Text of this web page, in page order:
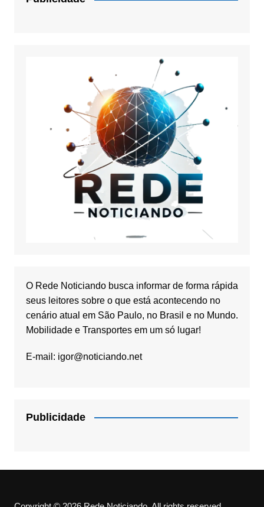
O Rede Noticiando busca informar de forma rápida
seus leitores sobre o que está acontecendo no
cenário atual em São Paulo, no Brasil e no Mundo.
Mobilidade e Transportes em um só lugar!
E-mail: igor@noticiando.net
Publicidade